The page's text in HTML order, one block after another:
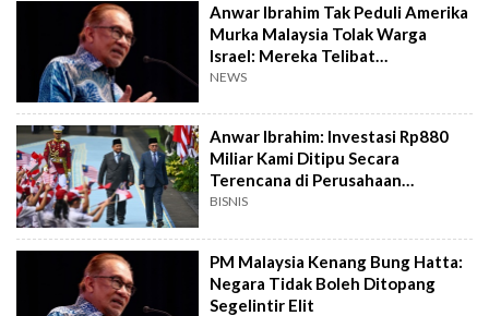
Anwar Ibrahim Tak Peduli Amerika
Murka Malaysia Tolak Warga
Israel: Mereka Telibat
Pembunuhan
NEWS
Anwar Ibrahim: Investasi Rp880
Miliar Kami Ditipu Secara
Terencana di Perusahaan
Indonesia
BISNIS
PM Malaysia Kenang Bung Hatta:
Negara Tidak Boleh Ditopang
Segelintir Elit